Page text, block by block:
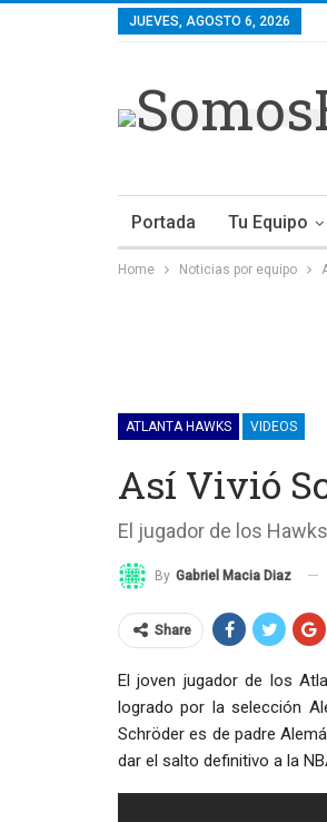
JUEVES, AGOSTO 6, 2026
Portada Tu Equipo
Home Noticias por equipo
ATLANTA HAWKS VIDEOS
Así Vivió
El jugador de los
By Gabriel Macia Diaz
Share
El joven jugador de los
logrado por la selección
Schröder es de padre
dar el salto definitivo a la